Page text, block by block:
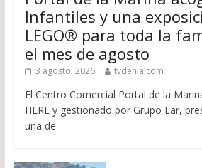
Infantiles y una
LEGO® para toda la
el mes de agosto
3 agosto, 2026 tvdenia.com
El Centro Comercial Portal de la
HLRE y gestionado por Grupo Lar,
una de